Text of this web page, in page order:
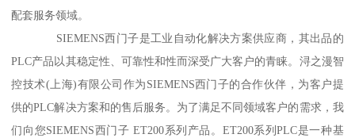
配套服务领域。
SIEMENS西门子是工业自动化解决方案供应商，其出品的
PLC产品以其稳定性、可靠性和性而深受广大客户的青睐。浔之漫智
控技术(上海)有限公司作为SIEMENS西门子的合作伙伴，为客户提
供的PLC解决方案和的售后服务。为了满足不同领域客户的需求，我
们向您SIEMENS西门子 ET200系列产品。ET200系列PLC是一种基